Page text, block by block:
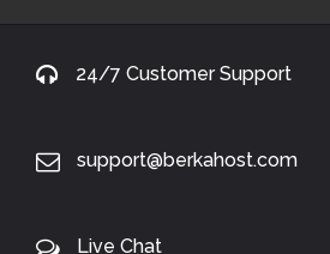
24/7 Customer Support
support@berkahost.com
Live Chat